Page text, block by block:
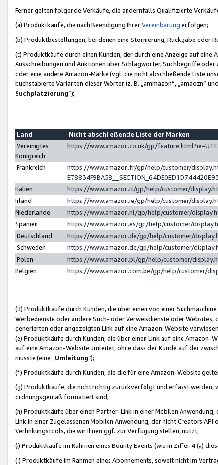
Ferner gelten folgende Verkäufe, die andernfalls Qualifizierte
(a) Produktkäufe, die nach Beendigung IhrerVereinbarung erfolgen;
(b) Produktbestellungen, bei denen eine Stornierung, Rückgabe oder
(c) Produktkäufe durch einen Kunden, der durch eine Anzeige auf
Ausschreibungen und Auktionen über Schlagwörter, Suchbegriffe
oder eine andere Amazon-Marke (vgl. die nicht abschließende Liste
buchstabierte Varianten dieser Wörter (z. B. „ammazon“, „amaozn“
Suchplatzierung”);
Land
Nicht abschließende Liste der Marken
Vereinigtes
Königreich
https://www.amazon.co.uk/gp/
Frankreich
https://www.amazon.fr/gp/help/customer/
Italien
https://www.amazon.it/gp/help/customer/
Irland
https://www.amazon.ie/gp/help/customer/
Niederlande
https://www.amazon.nl/gp/help/customer/
Spanien
https://www.amazon.es/gp/help/customer/
Deutschland
https://www.amazon.de/gp/help/customer/
Schweden
https://www.amazon.de/gp/help/customer/
Polen
https://www.amazon.pl/gp/help/customer/
Belgien
https://www.amazon.com.be/gp/help/customer/
(d) Produktkäufe durch Kunden, die über einen von einer
Werbedienste oder andere Such- oder Verweisdienste oder Websites,
generierten oder angezeigten Link auf eine Amazon-Website
(e) Produktkäufe durch Kunden, die über einen Link auf eine
auf eine Amazon-Website umleitet, ohne dass der Kunde auf der
müsste (eine „ Umleitung“);
(f) Produktkäufe durch Kunden, die die für eine Amazon-Website
(g) Produktkäufe, die nicht richtig zurückverfolgt und erfasst werden,
ordnungsgemäß formatiert sind;
(h) Produktkäufe über einen Partner-Link in einer Mobilen
Link in einer Zugelassenen Mobilen Anwendung, der nicht Creators
Verlinkungstools, die wir Ihnen ggf. zur Verfügung stellen, nutzt;
(i) Produktkäufe im Rahmen eines Bounty Events (wie in Ziffer 4 (a)
(j) Produktkäufe im Rahmen eines Abonnements, soweit nicht im